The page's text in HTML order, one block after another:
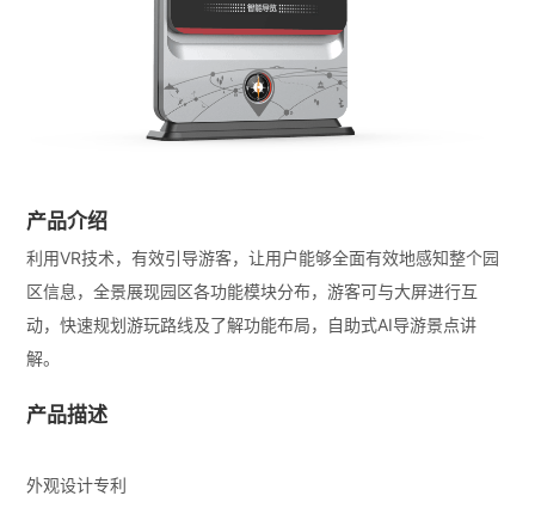
产品介绍
利用VR技术，有效引导游客，让用户能够全面有效地感知整个园
区信息，全景展现园区各功能模块分布，游客可与大屏进行互
动，快速规划游玩路线及了解功能布局，自助式AI导游景点讲
解。
产品描述
外观设计专利